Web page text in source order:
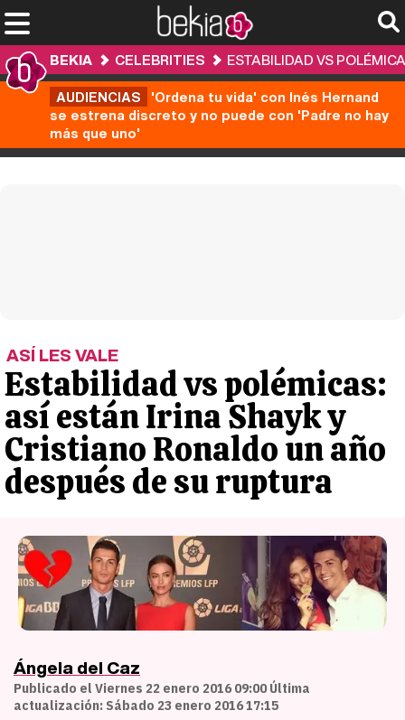
BEKIA CELEBRITIES
ESTABILIDAD VS
AUDIENCIAS 'Ordena tu vida' con Inés Hernand
se estrena discreto y no puede con 'Padre no hay
más que uno'
ASÍ LES VALE
Estabilidad vs polémicas:
así están Irina Shayk y
Cristiano Ronaldo un año
después de su ruptura
Ángela del Caz
Publicado el Viernes 22 enero 2016 09:00 Última
actualización: Sábado 23 enero 2016 17:15